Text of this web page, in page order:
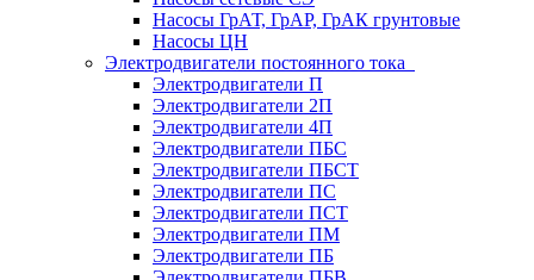
Насосы ГрАТ, ГрАР, ГрАК грунтовые
Насосы ЦН
Электродвигатели постоянного тока
Электродвигатели П
Электродвигатели 2П
Электродвигатели 4П
Электродвигатели ПБС
Электродвигатели ПБСТ
Электродвигатели ПС
Электродвигатели ПСТ
Электродвигатели ПМ
Электродвигатели ПБ